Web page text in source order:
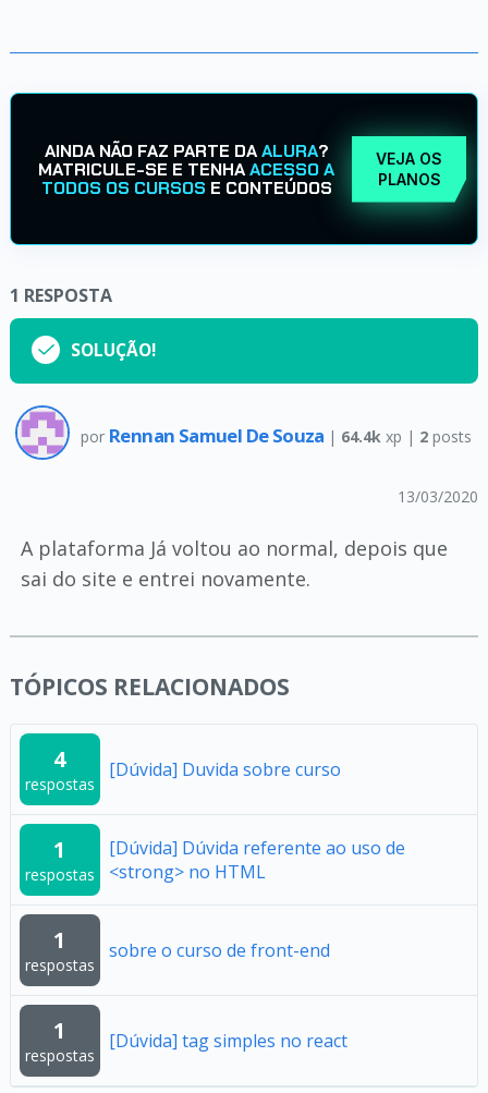
AINDA NÃO FAZ PARTE DAALURA?
MATRICULE-SE E TENHAACESSO A
TODOS OS CURSOS E CONTEÚDOS
VEJA OS
PLANOS
1 RESPOSTA
SOLUÇÃO!
por Rennan Samuel De Souza | 64.4k xp | 2 posts
13/03/2020
A plataforma Já voltou ao normal, depois que
sai do site e entrei novamente.
TÓPICOS RELACIONADOS
4
respostas
[Dúvida] Duvida sobre curso
1
respostas
[Dúvida] Dúvida referente ao uso de
<strong> no HTML
1
respostas
sobre o curso de front-end
1
respostas
[Dúvida] tag simples no react